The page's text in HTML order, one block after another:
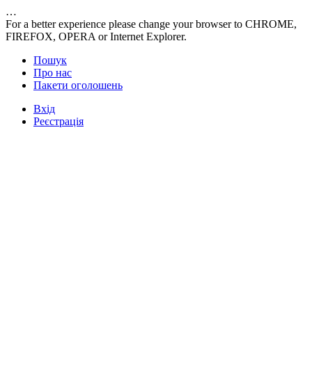
…
For a better experience please change your browser to CHROME,
FIREFOX, OPERA or Internet Explorer.
Пошук
Про нас
Пакети оголошень
Вхід
Реєстрація